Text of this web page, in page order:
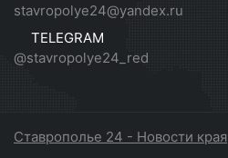
stavropolye24@yandex.ru
TELEGRAM
@stavropolye24_red
Ставрополье 24 - Новости края